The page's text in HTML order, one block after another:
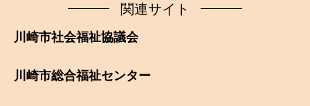
関連サイト
川崎市社会福祉協議会
川崎市総合福祉センター